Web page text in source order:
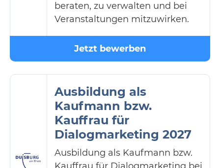
beraten, zu verwalten und bei
Veranstaltungen mitzuwirken.
Jetzt bewerben
Ausbildung als
Kaufmann bzw.
Kauffrau für
Dialogmarketing 2027
Ausbildung als Kaufmann bzw.